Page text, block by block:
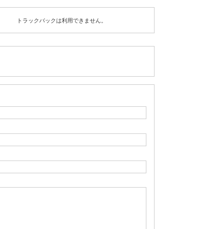
トラックバックは利用できません。